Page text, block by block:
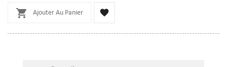
 Ajouter Au Panier 